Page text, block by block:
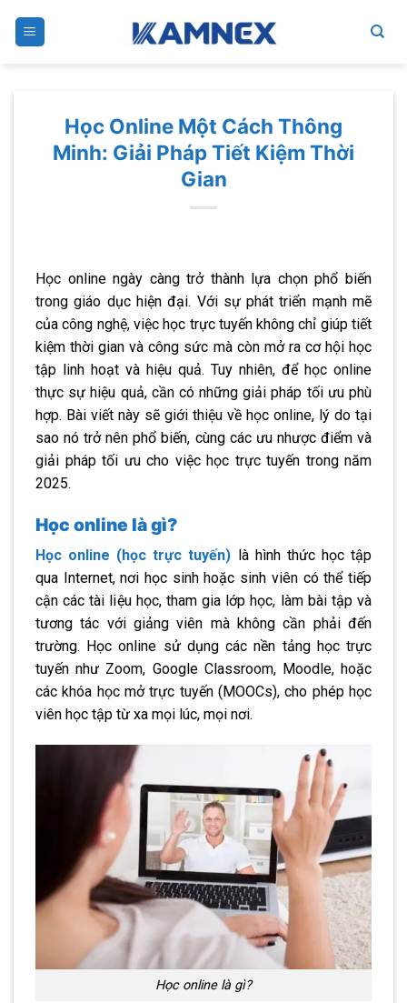
Học Online Một Cách Thông
Minh: Giải Pháp Tiết Kiệm Thời
Gian
Học online ngày càng trở thành lựa chọn phổ biến
trong giáo dục hiện đại. Với sự phát triển mạnh mẽ
của công nghệ, việc học trực tuyến không chỉ giúp tiết
kiệm thời gian và công sức mà còn mở ra cơ hội học
tập linh hoạt và hiệu quả. Tuy nhiên, để học online
thực sự hiệu quả, cần có những giải pháp tối ưu phù
hợp. Bài viết này sẽ giới thiệu về học online, lý do tại
sao nó trở nên phổ biến, cùng các ưu nhược điểm và
giải pháp tối ưu cho việc học trực tuyến trong năm
2025.
Học online là gì?
Học online (học trực tuyến) là hình thức học tập
qua Internet, nơi học sinh hoặc sinh viên có thể tiếp
cận các tài liệu học, tham gia lớp học, làm bài tập và
tương tác với giảng viên mà không cần phải đến
trường. Học online sử dụng các nền tảng học trực
tuyến như Zoom, Google Classroom, Moodle, hoặc
các khóa học mở trực tuyến (MOOCs), cho phép học
viên học tập từ xa mọi lúc, mọi nơi.
Học online là gì?